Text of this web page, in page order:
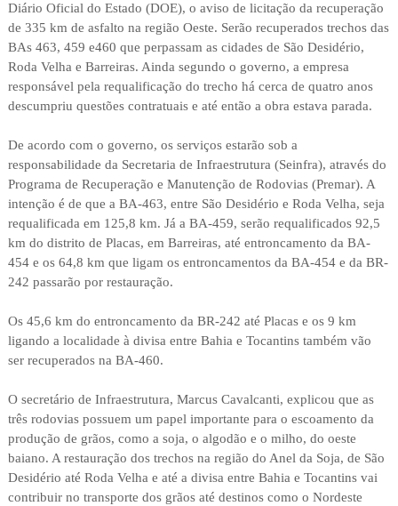
Diário Oficial do Estado (DOE), o aviso de licitação da recuperação
de 335 km de asfalto na região Oeste. Serão recuperados trechos das
BAs 463, 459 e460 que perpassam as cidades de São Desidério,
Roda Velha e Barreiras. Ainda segundo o governo, a empresa
responsável pela requalificação do trecho há cerca de quatro anos
descumpriu questões contratuais e até então a obra estava parada.
De acordo com o governo, os serviços estarão sob a
responsabilidade da Secretaria de Infraestrutura (Seinfra), através do
Programa de Recuperação e Manutenção de Rodovias (Premar). A
intenção é de que a BA-463, entre São Desidério e Roda Velha, seja
requalificada em 125,8 km. Já a BA-459, serão requalificados 92,5
km do distrito de Placas, em Barreiras, até entroncamento da BA-
454 e os 64,8 km que ligam os entroncamentos da BA-454 e da BR-
242 passarão por restauração.
Os 45,6 km do entroncamento da BR-242 até Placas e os 9 km
ligando a localidade à divisa entre Bahia e Tocantins também vão
ser recuperados na BA-460.
O secretário de Infraestrutura, Marcus Cavalcanti, explicou que as
três rodovias possuem um papel importante para o escoamento da
produção de grãos, como a soja, o algodão e o milho, do oeste
baiano. A restauração dos trechos na região do Anel da Soja, de São
Desidério até Roda Velha e até a divisa entre Bahia e Tocantins vai
contribuir no transporte dos grãos até destinos como o Nordeste